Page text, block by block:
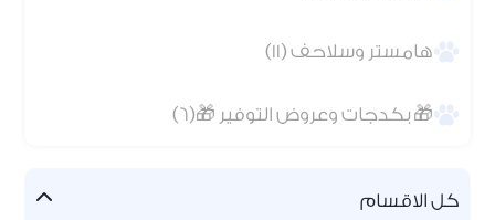
هامستر وسلاحف (11)
🎁 بكدجات وعروض التوفير 🎁(6)
كل الاقسام